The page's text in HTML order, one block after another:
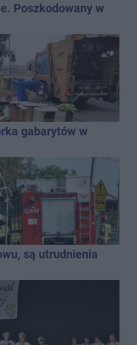
Poszkodowany w
gabarytów w
są utrudnienia